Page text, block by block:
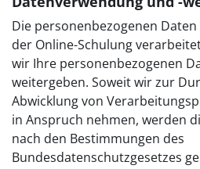
Die personenbezogenen
der Online-Schulung
wir Ihre personenbezogenen
weitergeben. Soweit wir zur
Abwicklung von
in Anspruch nehmen, werden
nach den Bestimmungen des
Bundesdatenschutzgesetzes